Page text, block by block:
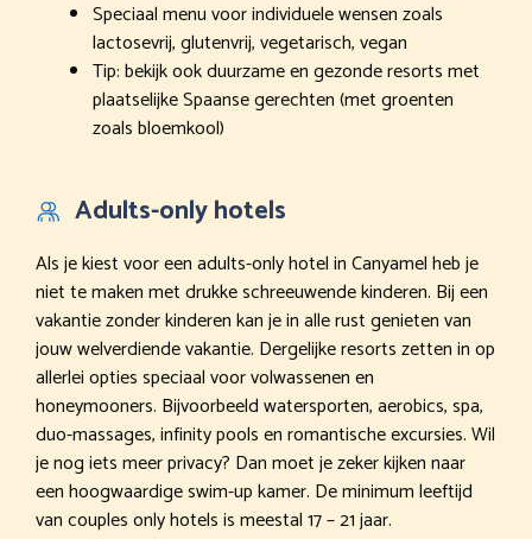
Speciaal menu voor individuele wensen zoals
lactosevrij, glutenvrij, vegetarisch, vegan
Tip: bekijk ook duurzame en gezonde resorts met
plaatselijke Spaanse gerechten (met groenten
zoals bloemkool)
Adults-only hotels
Als je kiest voor een adults-only hotel in Canyamel heb je
niet te maken met drukke schreeuwende kinderen. Bij een
vakantie zonder kinderen kan je in alle rust genieten van
jouw welverdiende vakantie. Dergelijke resorts zetten in op
allerlei opties speciaal voor volwassenen en
honeymooners. Bijvoorbeeld watersporten, aerobics, spa,
duo-massages, infinity pools en romantische excursies. Wil
je nog iets meer privacy? Dan moet je zeker kijken naar
een hoogwaardige swim-up kamer. De minimum leeftijd
van couples only hotels is meestal 17 – 21 jaar.